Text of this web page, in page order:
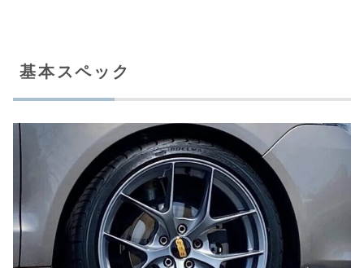
基本スペック